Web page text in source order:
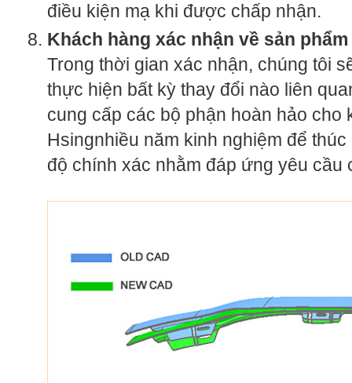
điều kiện mạ khi được chấp nhận.
Khách hàng xác nhận về sản
Trong thời gian xác nhận, chúng tôi
thực hiện bất kỳ thay đổi nào liên
cung cấp các bộ phận hoàn hảo cho
Hsingnhiều năm kinh nghiệm để
độ chính xác nhằm đáp ứng yêu cầu